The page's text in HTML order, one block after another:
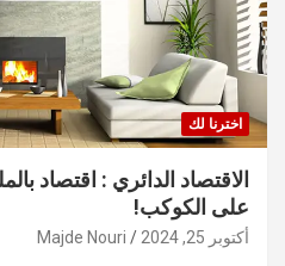
اخترنا لك
الاقتصاد الدائري : اقتصاد
على الكوكب!
أكتوبر 25, 2024 Majde Nouri